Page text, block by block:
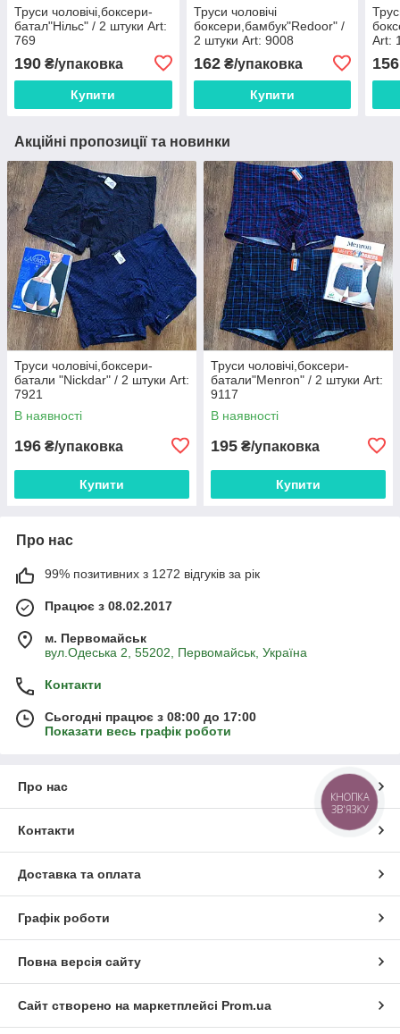
Труси чоловічі,боксери-
батал"Нільс" / 2 штуки Art:
769
190 ₴/упаковка
Купити
Труси чоловічі
боксери,бамбук"Redoor" /
2 штуки Art: 9008
162₴/упаковка
Купити
Art:
156
Акційні пропозиції та новинки
Труси чоловічі,боксери-
батали "Nickdar" / 2 штуки Art:
7921
В наявності
196 ₴/упаковка
Купити
Труси чоловічі,боксери-
батали"Menron" / 2 штуки Art:
9117
В наявності
195 ₴/упаковка
Купити
Про нас
99% позитивних з 1272 відгуків за рік
Працює з 08.02.2017
м. Первомайськ
вул.Одеська 2, 55202, Первомайськ, Україна
Контакти
Сьогодні працює з 08:00 до 17:00
Показати весь графік роботи
Про нас
Контакти
Доставка та оплата
Графік роботи
Повна версія сайту
Сайт створено на маркетплейсі Prom.ua
КНОПКА
ЗВ'ЯЗКУ